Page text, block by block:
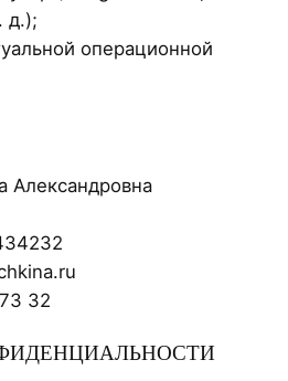
д.);
операционной
Александровна
32